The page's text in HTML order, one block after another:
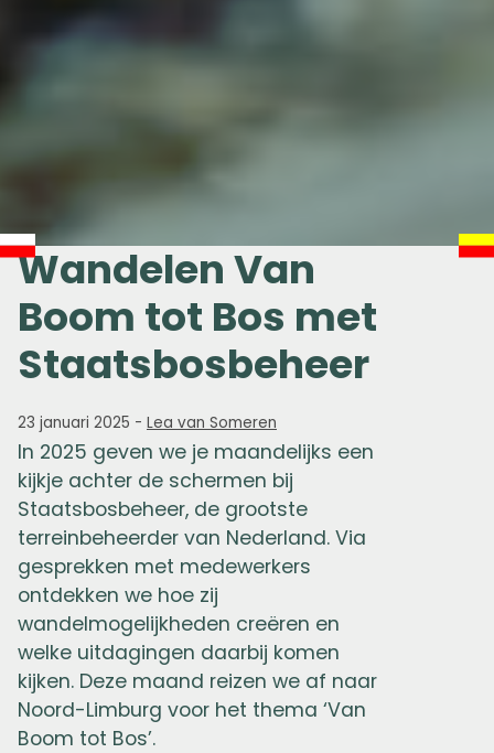
Wandelen Van
Boom tot Bos met
Staatsbosbeheer
23 januari 2025 - Lea van Someren
In 2025 geven we je maandelijks een
kijkje achter de schermen bij
Staatsbosbeheer, de grootste
terreinbeheerder van Nederland. Via
gesprekken met medewerkers
ontdekken we hoe zij
wandelmogelijkheden creëren en
welke uitdagingen daarbij komen
kijken. Deze maand reizen we af naar
Noord-Limburg voor het thema ‘Van
Boom tot Bos’.